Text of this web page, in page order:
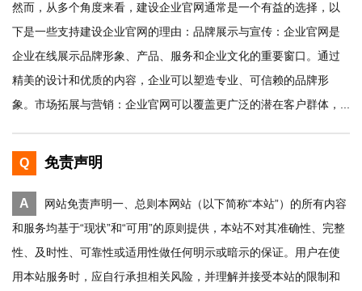
然而，从多个角度来看，建设企业官网通常是一个有益的选择，以
下是一些支持建设企业官网的理由：品牌展示与宣传：企业官网是
企业在线展示品牌形象、产品、服务和企业文化的重要窗口。通过
精美的设计和优质的内容，企业可以塑造专业、可信赖的品牌形
象。市场拓展与营销：企业官网可以覆盖更广泛的潜在客户群体，...
Q 免责声明
A
网站免责声明一、总则本网站（以下简称“本站”）的所有内容
和服务均基于“现状”和“可用”的原则提供，本站不对其准确性、完整
性、及时性、可靠性或适用性做任何明示或暗示的保证。用户在使
用本站服务时，应自行承担相关风险，并理解并接受本站的限制和